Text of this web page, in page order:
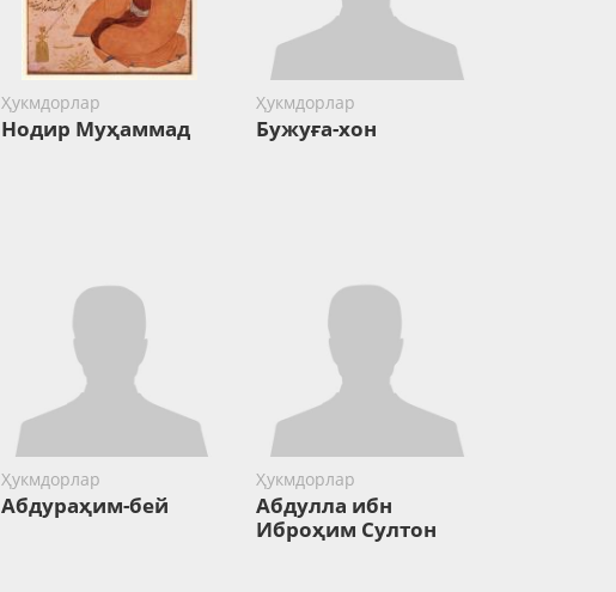
Ҳукмдорлар
Нодир Муҳаммад
Ҳукмдорлар
Бужуға-хон
Ҳукмдорлар
Абдураҳим-бей
Ҳукмдорлар
Абдулла ибн
Иброҳим Cултон